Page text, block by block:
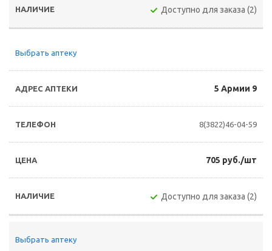
Доступно для заказа (2)
Выбрать аптеку
5 Армии 9
8(3822)46-04-59
705 руб./шт
Доступно для заказа (2)
Выбрать аптеку